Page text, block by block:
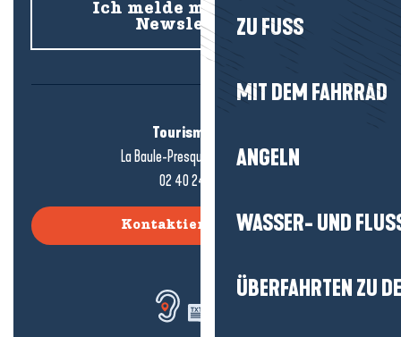
ZU FUSS
MIT DEM FAHRRAD
ANGELN
WASSER- UND
ÜBERFAHRTEN ZU
Ich melde mich für den
Newsletter an
Tourismusbüro
La Baule-Presqu'île de Guérande
02 40 24 34 44
Kontaktieren Sie uns